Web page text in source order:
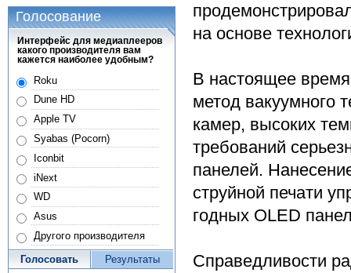
на основе
В настоящее
метод вакуумного
камер, высоких
требований
панелей.
струйной печати
годных OLED
Справедливости
Голосование
Интерфейс для медиаплееров
какого производителя вам
кажется наиболее удобным?
Roku
Dune HD
Apple TV
Syabas (Pocorn)
Iconbit
iNext
WD
Asus
Другого производителя
Голосовать Результаты